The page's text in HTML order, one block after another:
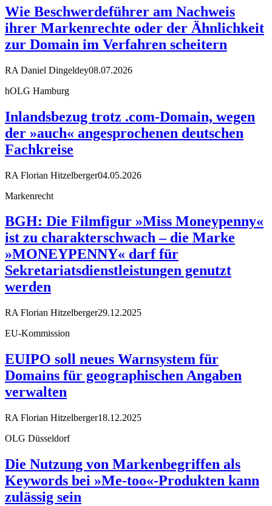
Wie Beschwerdeführer am Nachweis
ihrer Markenrechte oder der Ähnlichkeit
zur Domain im Verfahren scheitern
RA Daniel Dingeldey08.07.2026
hOLG Hamburg
Inlandsbezug trotz .com-Domain, wegen
der »auch« angesprochenen deutschen
Fachkreise
RA Florian Hitzelberger04.05.2026
Markenrecht
BGH: Die Filmfigur »Miss Moneypenny«
ist zu charakterschwach – die Marke
»MONEYPENNY« darf für
Sekretariatsdienstleistungen genutzt
werden
RA Florian Hitzelberger29.12.2025
EU-Kommission
EUIPO soll neues Warnsystem für
Domains für geographischen Angaben
verwalten
RA Florian Hitzelberger18.12.2025
OLG Düsseldorf
Die Nutzung von Markenbegriffen als
Keywords bei »Me-too«-Produkten kann
zulässig sein